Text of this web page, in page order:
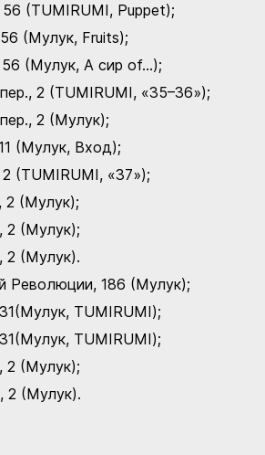
(TUMIRUMI, Puppet);
(Мулук, Fruits);
56 (Мулук, А сир of…);
2 (TUMIRUMI, «35–36»);
2 (Мулук);
(Мулук, Вход);
(TUMIRUMI, «37»);
2 (Мулук);
2 (Мулук);
2 (Мулук).
Революции, 186 (Мулук);
TUMIRUMI);
TUMIRUMI);
2 (Мулук);
2 (Мулук).